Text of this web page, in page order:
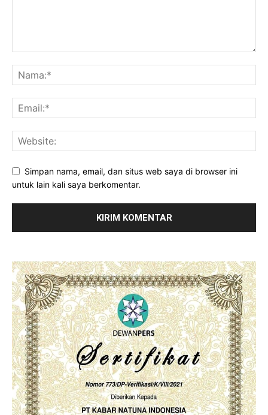
Simpan nama, email, dan situs web saya di browser ini
untuk lain kali saya berkomentar.